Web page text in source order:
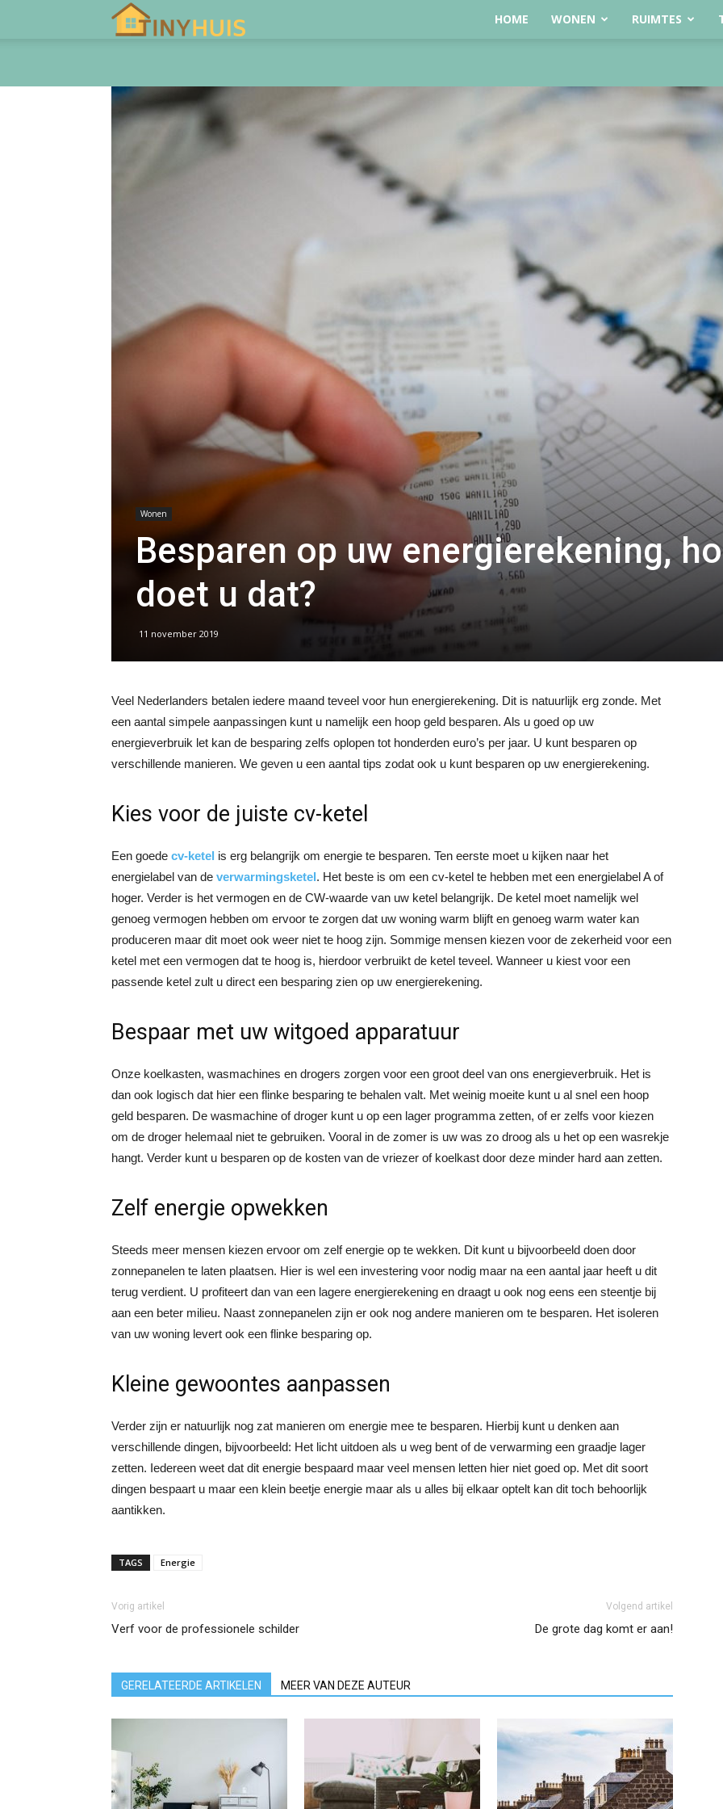
HOME WONEN RUIMTES
Wonen
Besparen op uw energierekening,
doet u dat?
11 november 2019
Veel Nederlanders betalen iedere maand teveel voor hun energierekening. Dit is natuurlijk erg zonde. Met
een aantal simpele aanpassingen kunt u namelijk een hoop geld besparen. Als u goed op uw
energieverbruik let kan de besparing zelfs oplopen tot honderden euro’s per jaar. U kunt besparen op
verschillende manieren. We geven u een aantal tips zodat ook u kunt besparen op uw energierekening.
Kies voor de juiste cv-ketel
Een goede cv-ketel is erg belangrijk om energie te besparen. Ten eerste moet u kijken naar het
energielabel van de verwarmingsketel. Het beste is om een cv-ketel te hebben met een energielabel A of
hoger. Verder is het vermogen en de CW-waarde van uw ketel belangrijk. De ketel moet namelijk wel
genoeg vermogen hebben om ervoor te zorgen dat uw woning warm blijft en genoeg warm water kan
produceren maar dit moet ook weer niet te hoog zijn. Sommige mensen kiezen voor de zekerheid voor een
ketel met een vermogen dat te hoog is, hierdoor verbruikt de ketel teveel. Wanneer u kiest voor een
passende ketel zult u direct een besparing zien op uw energierekening.
Bespaar met uw witgoed apparatuur
Onze koelkasten, wasmachines en drogers zorgen voor een groot deel van ons energieverbruik. Het is
dan ook logisch dat hier een flinke besparing te behalen valt. Met weinig moeite kunt u al snel een hoop
geld besparen. De wasmachine of droger kunt u op een lager programma zetten, of er zelfs voor kiezen
om de droger helemaal niet te gebruiken. Vooral in de zomer is uw was zo droog als u het op een wasrekje
hangt. Verder kunt u besparen op de kosten van de vriezer of koelkast door deze minder hard aan zetten.
Zelf energie opwekken
Steeds meer mensen kiezen ervoor om zelf energie op te wekken. Dit kunt u bijvoorbeeld doen door
zonnepanelen te laten plaatsen. Hier is wel een investering voor nodig maar na een aantal jaar heeft u dit
terug verdient. U profiteert dan van een lagere energierekening en draagt u ook nog eens een steentje bij
aan een beter milieu. Naast zonnepanelen zijn er ook nog andere manieren om te besparen. Het isoleren
van uw woning levert ook een flinke besparing op.
Kleine gewoontes aanpassen
Verder zijn er natuurlijk nog zat manieren om energie mee te besparen. Hierbij kunt u denken aan
verschillende dingen, bijvoorbeeld: Het licht uitdoen als u weg bent of de verwarming een graadje lager
zetten. Iedereen weet dat dit energie bespaard maar veel mensen letten hier niet goed op. Met dit soort
dingen bespaart u maar een klein beetje energie maar als u alles bij elkaar optelt kan dit toch behoorlijk
aantikken.
TAGS Energie
Vorig artikel
Verf voor de professionele schilder
Volgend artikel
De grote dag komt er aan!
GERELATEERDE ARTIKELEN MEER VAN DEZE AUTEUR